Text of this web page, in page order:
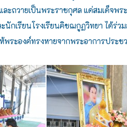
ะถวายเป็นพระราชกุศล แด่สมเด็จพ
เรียนโรงเรียนคิชฌกูฏวิทยา ได้ร่ว
ระองค์ทรงหายจากพระอาการประช